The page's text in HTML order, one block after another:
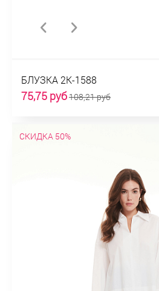
БЛУЗКА 2К-1588
75,75 руб108,21 руб
СКИДКА 50%